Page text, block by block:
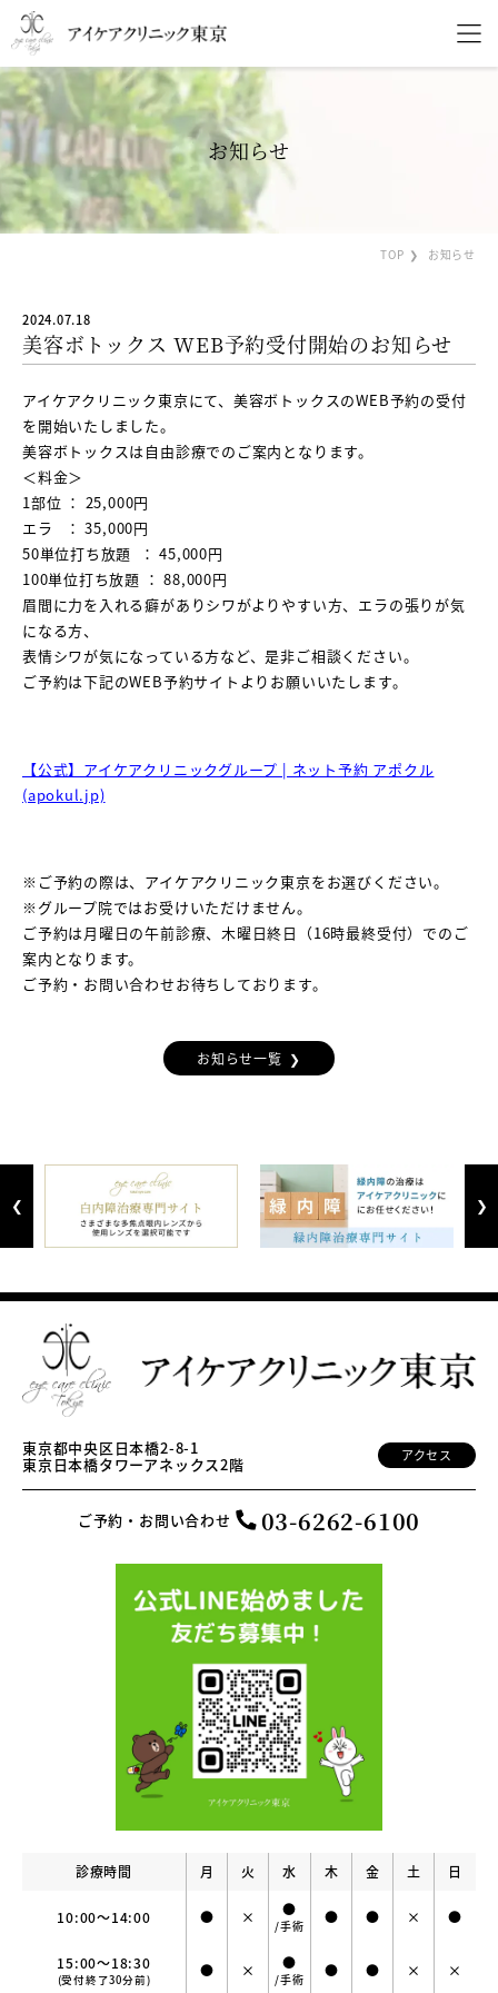
お知らせ
TOP お知らせ
2024.07.18
美容ボトックス WEB予約受付開始のお知らせ
アイケアクリニック東京にて、美容ボトックスのWEB予約の受付
を開始いたしました。
美容ボトックスは自由診療でのご案内となります。
＜料金＞
1部位 ： 25,000円
エラ ： 35,000円
50単位打ち放題 ： 45,000円
100単位打ち放題 ： 88,000円
眉間に力を入れる癖がありシワがよりやすい方、エラの張りが気
になる方、
表情シワが気になっている方など、是非ご相談ください。
ご予約は下記のWEB予約サイトよりお願いいたします。
【公式】アイケアクリニックグループ | ネット予約 アポクル
(apokul.jp)
※ご予約の際は、アイケアクリニック東京をお選びください。
※グループ院ではお受けいただけません。
ご予約は月曜日の午前診療、木曜日終日（16時最終受付）でのご
案内となります。
ご予約・お問い合わせお待ちしております。
お知らせ一覧
Previous Next
東京都中央区日本橋2-8-1
東京日本橋タワーアネックス2階 アクセス
ご予約・お問い合わせ 03-6262-6100
診療時間 月 火 水 木 金 土 日
10:00～14:00 ● × ●
/手術 ● ● × ●
15:00～18:30
(受付終了30分前) ● × ●
/手術 ● ● × ×